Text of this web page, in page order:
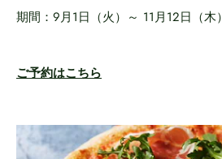
期間：9月1日（火）～ 11月12日（木）
ご予約はこちら